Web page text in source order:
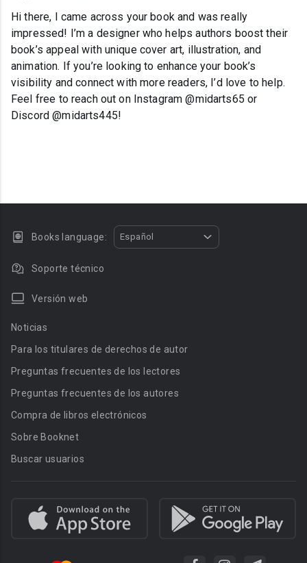
Hi there, I came across your book and was really
impressed! I’m a designer who helps authors boost their
book’s appeal with unique cover art, illustration, and
animation. If you’re looking to enhance your book’s
visibility and connect with more readers, I’d love to help.
Feel free to reach out on Instagram @midarts65 or
Discord @midarts445!
Books language: Español
Soporte técnico
Versión web
Noticias
Para los titulares de derechos de autor
Preguntas frecuentes de los lectores
Preguntas frecuentes de los autores
Compra de libros electrónicos
Sobre Booknet
Buscar usuarios